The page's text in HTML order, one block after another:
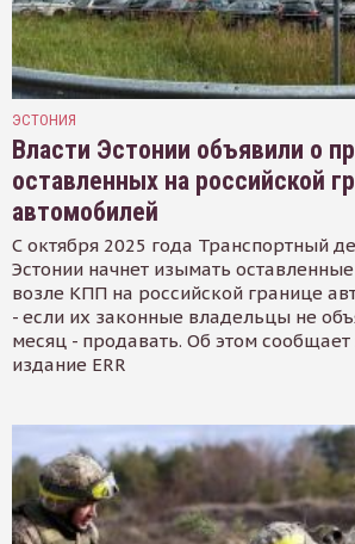
ЭСТОНИЯ
Власти Эстонии объявили о
оставленных на российской
автомобилей
С октября 2025 года Транспортный
Эстонии начнет изымать
возле КПП на российской границе
- если их законные владельцы не
месяц - продавать. Об этом сообщает
издание ERR